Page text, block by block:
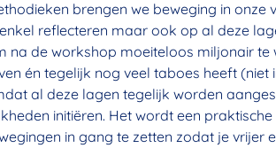
brengen we beweging in
reflecteren maar ook op al deze
na de workshop moeiteloos miljonair
én tegelijk nog veel taboes heeft
al deze lagen tegelijk worden
initiëren. Het wordt een
in gang te zetten zodat je